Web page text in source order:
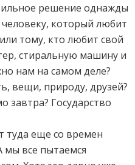
решение однажды
который любит
тому, кто любит свой
стиральную машину и
нам на самом деле?
вещи, природу, друзей?
завтра? Государство
туда еще со времен
мы все пытаемся